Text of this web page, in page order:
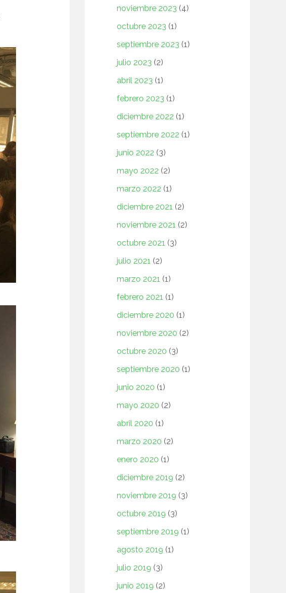
noviembre 2023 (4)
octubre 2023 (1)
septiembre 2023 (1)
julio 2023 (2)
abril 2023 (1)
febrero 2023 (1)
diciembre 2022 (1)
septiembre 2022 (1)
junio 2022 (3)
mayo 2022 (2)
marzo 2022 (1)
diciembre 2021 (2)
noviembre 2021 (2)
octubre 2021 (3)
julio 2021 (2)
marzo 2021 (1)
febrero 2021 (1)
diciembre 2020 (1)
noviembre 2020 (2)
octubre 2020 (3)
septiembre 2020 (1)
junio 2020 (1)
mayo 2020 (2)
abril 2020 (1)
marzo 2020 (2)
enero 2020 (1)
diciembre 2019 (2)
noviembre 2019 (3)
octubre 2019 (3)
septiembre 2019 (1)
agosto 2019 (1)
julio 2019 (3)
junio 2019 (2)